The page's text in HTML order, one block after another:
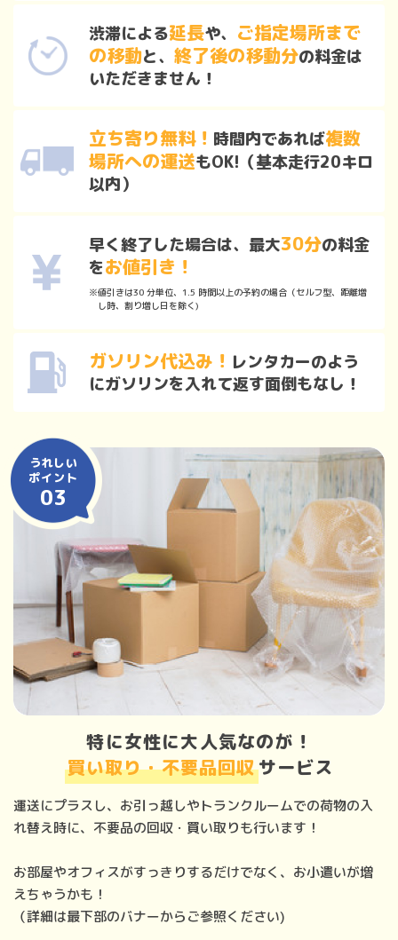
渋滞による延長や、 ご指定場所まで
の移動と、 終了後の移動分の料金は
いただきません！
立ち寄り無料！ 時間内であれば複数
場所への運送もOK!（基本走行20キロ
以内）
早く終了した場合は、最大30分の料金
をお値引き！
値引きは30 分単位、1.5 時間以上の予約の場合（セルフ型、距離増
し時、割り増し日を除く)
ガソリン代込み！ レンタカーのよう
にガソリンを入れて返す面倒もなし！
うれしい
ポイント
03
特に女性に大人気なのが！
買い取り・不要品回収サービス
運送にプラスし、お引っ越しやトランクルームでの荷物の入
れ替え時に、不要品の回収・買い取りも行います！
お部屋やオフィスがすっきりするだけでなく、お小遣いが増
えちゃうかも！
（詳細は最下部のバナーからご参照ください)